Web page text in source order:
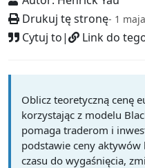
Drukuj tę stronę- 1
Cytuj to| Link do
Oblicz teoretyczną cenę
korzystając z modelu
pomaga traderom i
podstawie ceny aktywów
czasu do wygaśnięcia,